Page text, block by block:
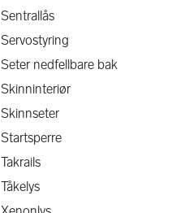
Sentrallås
Servostyring
Seter nedfellbare bak
Skinninteriør
Skinnseter
Startsperre
Takrails
Tåkelys